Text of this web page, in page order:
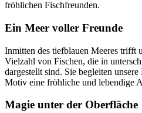
fröhlichen Fischfreunden.
Ein Meer voller Freunde
Inmitten des tiefblauen Meeres trifft
Vielzahl von Fischen, die in
dargestellt sind. Sie begleiten
Motiv eine fröhliche und lebendige
Magie unter der Oberfläche